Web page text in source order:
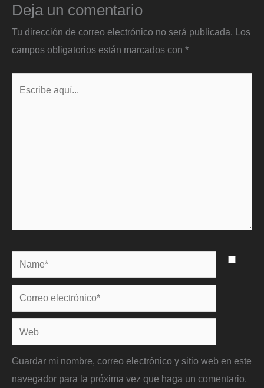
Deja un comentario
Tu dirección de correo electrónico no será publicada. Los
campos obligatorios están marcados con *
Name*
Correo
electrónico*
Web
Guardar mi nombre, correo electrónico y sitio web en este
navegador para la próxima vez que haga un comentario.